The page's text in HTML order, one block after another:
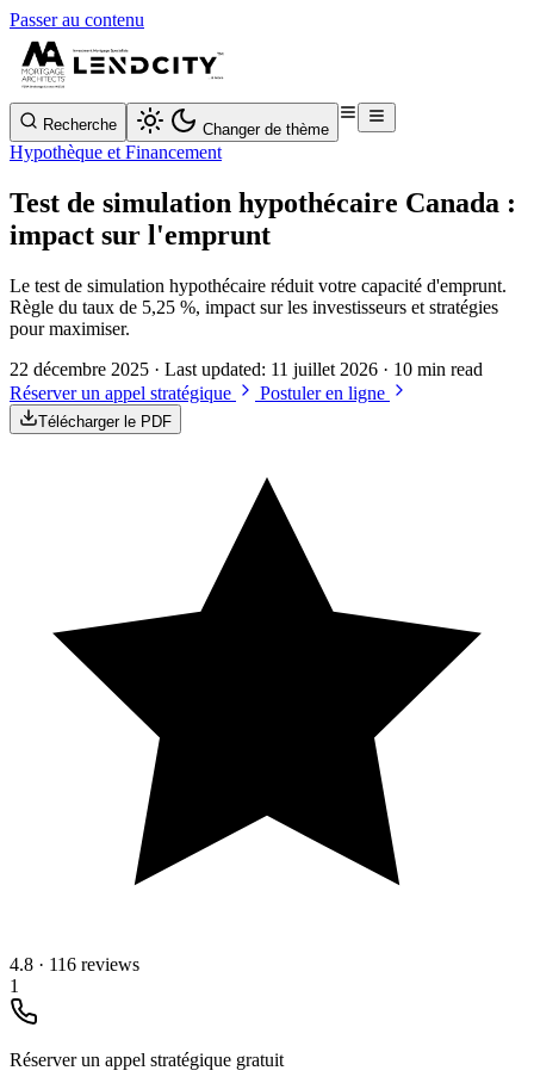
Passer au contenu
Recherche Changer de thème
Hypothèque et Financement
Test de simulation hypothécaire Canada :
impact sur l'emprunt
Le test de simulation hypothécaire réduit votre capacité d'emprunt.
Règle du taux de 5,25 %, impact sur les investisseurs et stratégies
pour maximiser.
22 décembre 2025 · Last updated: 11 juillet 2026 · 10 min read
Réserver un appel stratégique
Postuler en ligne
Télécharger le PDF
4.8 · 116 reviews
1
Réserver un appel stratégique gratuit